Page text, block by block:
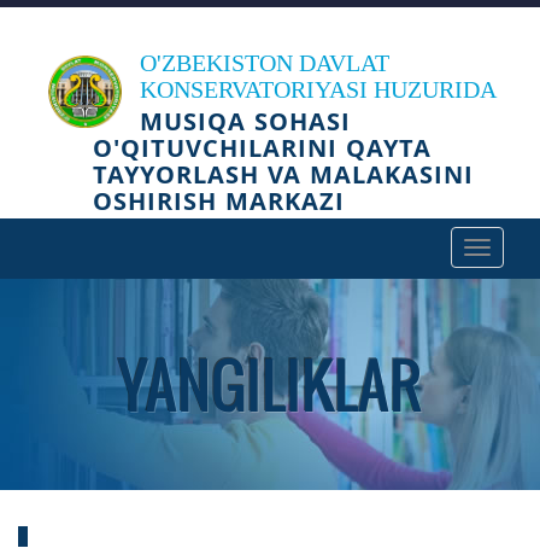
O'ZBEKISTON DAVLAT
KONSERVATORIYASI HUZURIDA
MUSIQA SOHASI
O'QITUVCHILARINI QAYTA
TAYYORLASH VA MALAKASINI
OSHIRISH MARKAZI
Toggle
YANGILIKLAR